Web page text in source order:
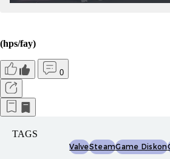
(hps/fay)
0
TAGS
ValveSteamGame Diskon